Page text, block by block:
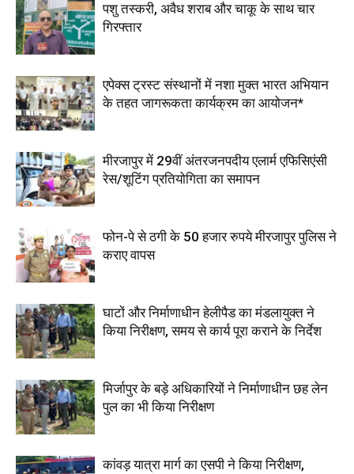
पशु तस्करी, अवैध शराब और चाकू के साथ चार
गिरफ्तार
एपेक्स ट्रस्ट संस्थानों में नशा मुक्त भारत अभियान
के तहत जागरूकता कार्यक्रम का आयोजन*
मीरजापुर में 29वीं अंतरजनपदीय एलार्म एफिसिएंसी
रेस/शूटिंग प्रतियोगिता का समापन
फोन-पे से ठगी के 50 हजार रुपये मीरजापुर पुलिस ने
कराए वापस
घाटों और निर्माणाधीन हेलीपैड का मंडलायुक्त ने
किया निरीक्षण, समय से कार्य पूरा कराने के निर्देश
मिर्जापुर के बड़े अधिकारियों ने निर्माणाधीन छह लेन
पुल का भी किया निरीक्षण
कांवड़ यात्रा मार्ग का एसपी ने किया निरीक्षण,